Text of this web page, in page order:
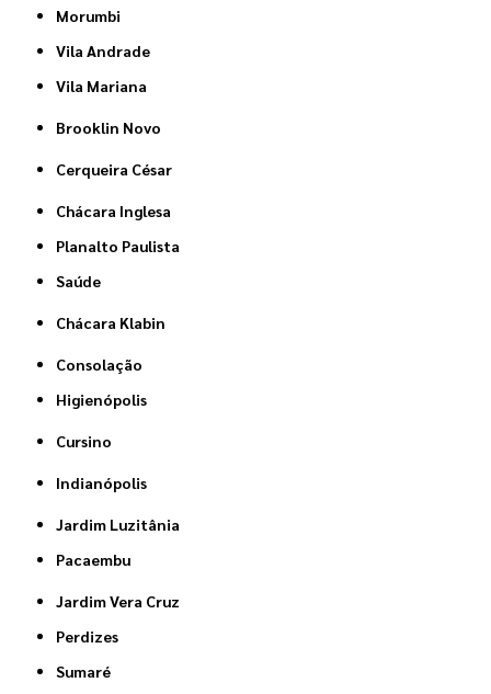
Morumbi
Vila Andrade
Vila Mariana
Brooklin Novo
Cerqueira César
Chácara Inglesa
Planalto Paulista
Saúde
Chácara Klabin
Consolação
Higienópolis
Cursino
Indianópolis
Jardim Luzitânia
Pacaembu
Jardim Vera Cruz
Perdizes
Sumaré